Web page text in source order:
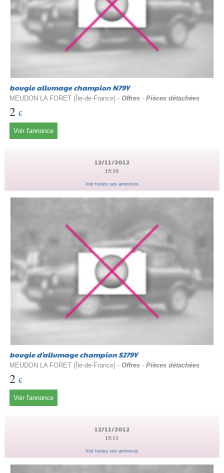
bougie allumage champion N79Y
MEUDON LA FORET (Île-de-France) - Offres- Pièces détachées
2 €
Voir l'annonce
12/11/2012
15:10
Voir toutes ses annonces
bougie d'allumage champion S279Y
MEUDON LA FORET (Île-de-France) - Offres- Pièces détachées
2 €
Voir l'annonce
12/11/2012
15:11
Voir toutes ses annonces